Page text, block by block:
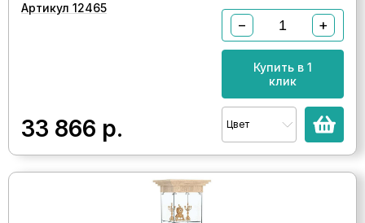
Артикул 12465
33 866 р.
− +
Купить в 1
клик
Цвет